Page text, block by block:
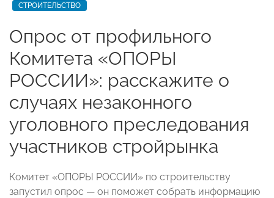
СТРОИТЕЛЬСТВО
Опрос от профильного
Комитета «ОПОРЫ
РОССИИ»: расскажите о
случаях незаконного
уголовного преследования
участников стройрынка
Комитет «ОПОРЫ РОССИИ» по строительству
запустил опрос — он поможет собрать информацию